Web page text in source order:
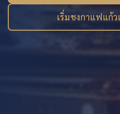
เริ่มชงกาแฟแก้